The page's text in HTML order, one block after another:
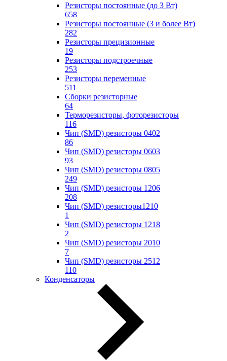
Резисторы постоянные (до 3 Вт)
658
Резисторы постоянные (3 и более Вт)
282
Резисторы прецизионные
19
Резисторы подстроечные
253
Резисторы переменные
511
Сборки резисторные
64
Терморезисторы, фоторезисторы
116
Чип (SMD) резисторы 0402
86
Чип (SMD) резисторы 0603
93
Чип (SMD) резисторы 0805
249
Чип (SMD) резисторы 1206
208
Чип (SMD) резисторы1210
1
Чип (SMD) резисторы 1218
2
Чип (SMD) резисторы 2010
7
Чип (SMD) резисторы 2512
110
Конденсаторы